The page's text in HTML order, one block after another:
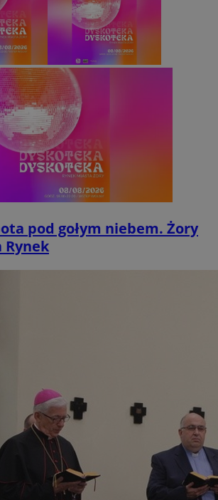
pod gołym niebem. Żory
Rynek